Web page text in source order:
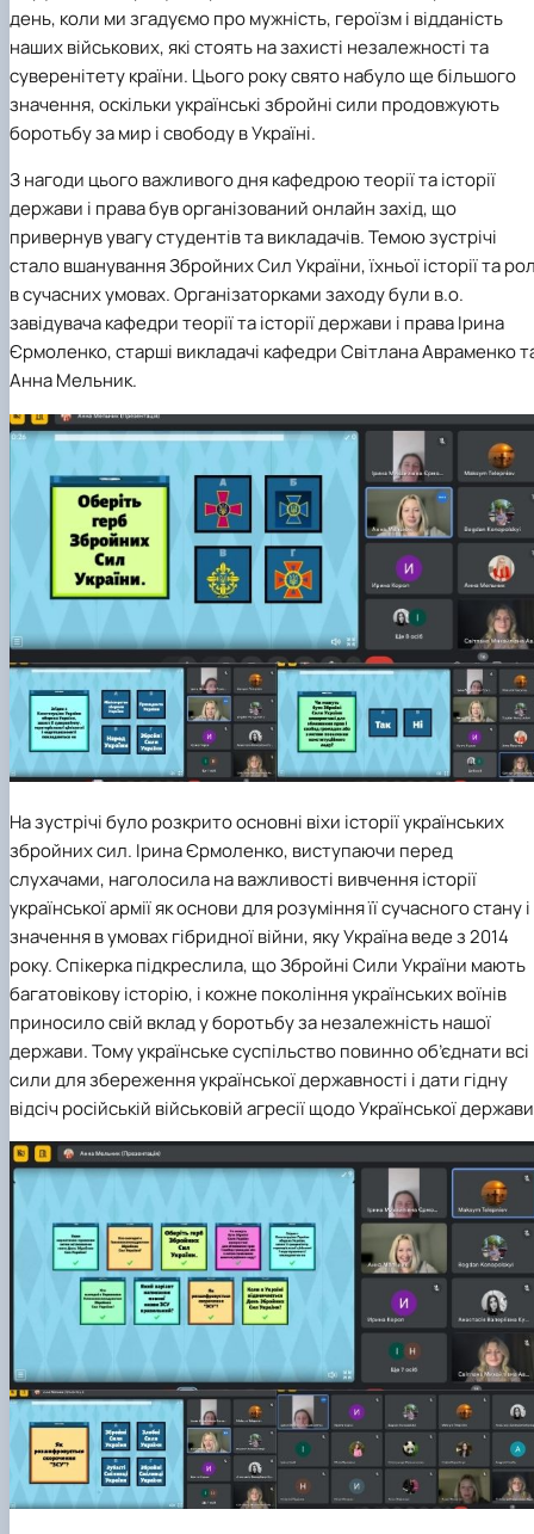
день, коли ми згадуємо про мужність, героїзм і відданість
наших військових, які стоять на захисті незалежності та
суверенітету країни. Цього року свято набуло ще більшого
значення, оскільки українські збройні сили продовжують
боротьбу за мир і свободувУкраїні.
З нагоди цього важливого днякафедрою теорії та історії
держави і правабув організований онлайн захід, що
привернув увагу студентів та викладачів. Темою зустрічі
стало вшанування Збройних Сил України, їхньої історії та
в сучасних умовах.Організаторками заходу були в.о.
завідувача кафедри теорії та історії держави і права Ірина
Єрмоленко, старші викладачі кафедри Світлана Авраменко
Анна Мельник.
На зустрічі булорозкрито основні віхи історії українських
збройних сил. Ірина Єрмоленко, виступаючи перед
слухачами, наголосила на важливості вивчення історії
українськоїармії як основи для розуміння її сучасного стануі
значення в умовах гібридної війни, яку Україна веде з 2014
року.Спікеркапідкреслила, що Збройні Сили України мають
багатовікову історію, і кожне покоління українських воїнів
приносило свій вклад у боротьбу за незалежністьнашої
держави.Тому українське суспільство повинно об’єднати всі
сили для збереження української державності і дати гідну
відсіч російській військовій агресії щодо Української